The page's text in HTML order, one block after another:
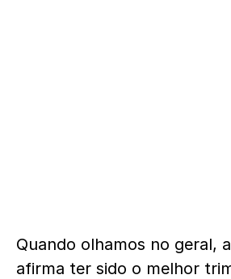
Quando olhamos no geral,
afirma ter sido o melhor